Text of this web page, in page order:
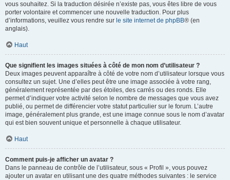
vous souhaitez. Si la traduction désirée n’existe pas, vous êtes libre de vous
porter volontaire et commencer une nouvelle traduction. Pour plus
d’informations, veuillez vous rendre sur le site internet de phpBB® (en
anglais).
Haut
Que signifient les images situées à côté de mon nom d’utilisateur ?
Deux images peuvent apparaître à côté de votre nom d’utilisateur lorsque vous
consultez un sujet. Une d’elles peut être une image associée à votre rang,
généralement représentée par des étoiles, des carrés ou des ronds. Elle
permet d’indiquer votre activité selon le nombre de messages que vous avez
publié, ou permet de différencier votre statut particulier sur le forum. L’autre
image, généralement plus grande, est une image connue sous le nom d’avatar
qui est bien souvent unique et personnelle à chaque utilisateur.
Haut
Comment puis-je afficher un avatar ?
Dans le panneau de contrôle de l’utilisateur, sous « Profil », vous pouvez
ajouter un avatar en utilisant une des quatre méthodes suivantes : le service